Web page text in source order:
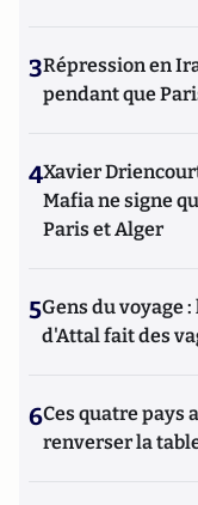
3Répression en
pendant que
4Xavier
Mafia ne signe
Paris et Alger
5Gens du voyage
d'Attal fait des
6Ces quatre pays
renverser la